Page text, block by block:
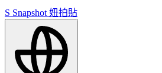
S Snapshot 妞拍貼